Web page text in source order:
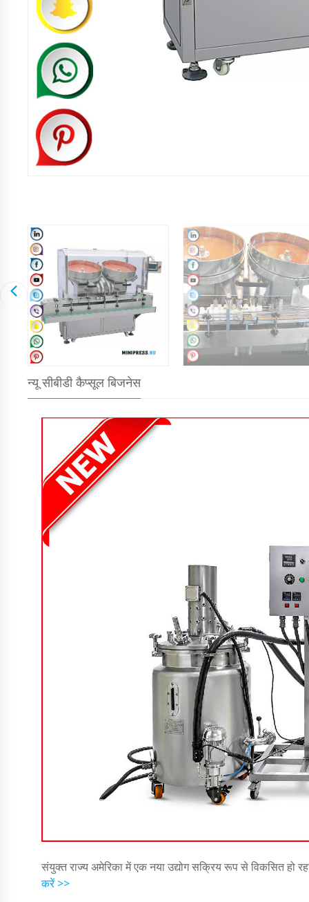
न्यू सीबीडी कैप्सूल बिजनेस
संयुक्त राज्य अमेरिका में एक नया उद्योग सक्रिय रूप से विकसित हो
करें >>